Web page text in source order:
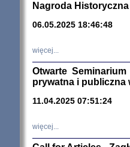
Nagroda
06.05.2025 18:46:48
więcej...
Otwarte
prywatna i publiczna
11.04.2025 07:51:24
więcej...